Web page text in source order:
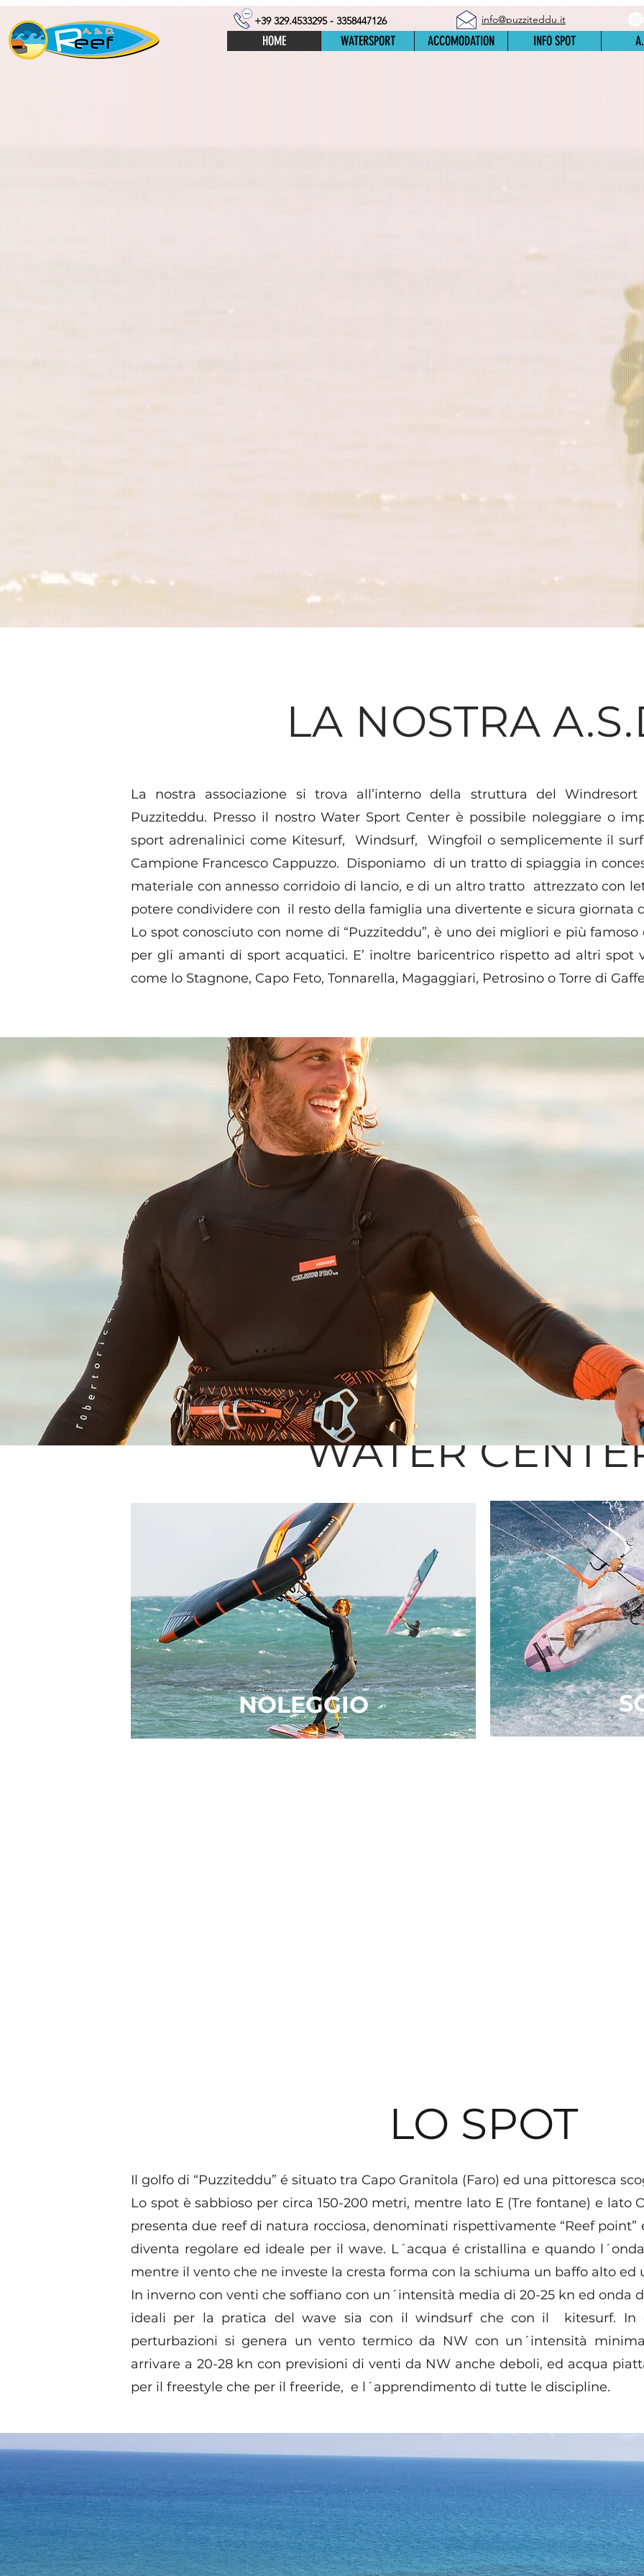
HOME WATERSPORT ACCOMODATION INFO SPOT
+39 329.4533295 - 3358447126 info@puzziteddu.it
LA NOSTRA
WATER
La nostra associazione si trova all’interno della struttura del
Puzziteddu. Presso il nostro Water Sport Center è possibile noleggiare o
sport adrenalinici come Kitesurf, Windsurf, Wingfoil o semplicemente il
Campione Francesco Cappuzzo. Disponiamo di un tratto di spiaggia in
materiale con annesso corridoio di lancio, e di un altro tratto attrezzato con
potere condividere con il resto della famiglia una divertente e sicura giornata
Lo spot conosciuto con nome di “Puzziteddu”, è uno dei migliori e più famoso
per gli amanti di sport acquatici. E’ inoltre baricentrico rispetto ad altri
come lo Stagnone, Capo Feto, Tonnarella, Magaggiari, Petrosino o Torre di
NOLEGGIO
LO SPOT
Il golfo di “Puzziteddu” é situato tra Capo Granitola (Faro) ed una pittoresca
Lo spot è sabbioso per circa 150-200 metri, mentre lato E (Tre fontane) e lato
presenta due reef di natura rocciosa, denominati rispettivamente “Reef point”
diventa regolare ed ideale per il wave. L´acqua é cristallina e quando
mentre il vento che ne investe la cresta forma con la schiuma un baffo alto ed
In inverno con venti che soffiano con un´intensità media di 20-25 kn ed onda
ideali per la pratica del wave sia con il windsurf che con il kitesurf. In
perturbazioni si genera un vento termico da NW con un´intensità
arrivare a 20-28 kn con previsioni di venti da NW anche deboli, ed acqua
per il freestyle che per il freeride, e l´apprendimento di tutte le discipline.